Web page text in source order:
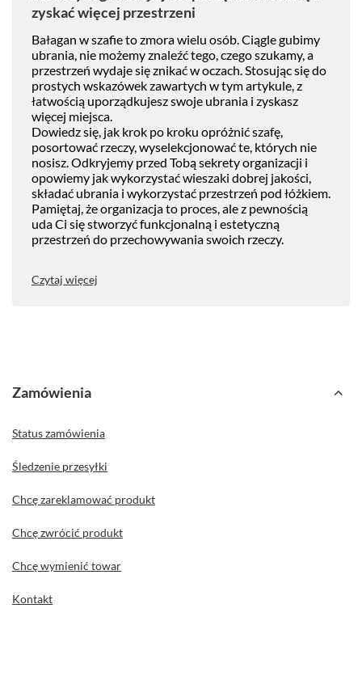
zyskać więcej przestrzeni
Bałagan w szafie to zmora wielu osób. Ciągle gubimy
ubrania, nie możemy znaleźć tego, czego szukamy, a
przestrzeń wydaje się znikać w oczach. Stosując się do
prostych wskazówek zawartych w tym artykule, z
łatwością uporządkujesz swoje ubrania i zyskasz
więcej miejsca.
Dowiedz się, jak krok po kroku opróżnić szafę,
posortować rzeczy, wyselekcjonować te, których nie
nosisz. Odkryjemy przed Tobą sekrety organizacji i
opowiemy jak wykorzystać wieszaki dobrej jakości,
składać ubrania i wykorzystać przestrzeń pod łóżkiem.
Pamiętaj, że organizacja to proces, ale z pewnością
uda Ci się stworzyć funkcjonalną i estetyczną
przestrzeń do przechowywania swoich rzeczy.
Czytaj więcej
Zamówienia
Status zamówienia
Śledzenie przesyłki
Chcę zareklamować produkt
Chcę zwrócić produkt
Chcę wymienić towar
Kontakt